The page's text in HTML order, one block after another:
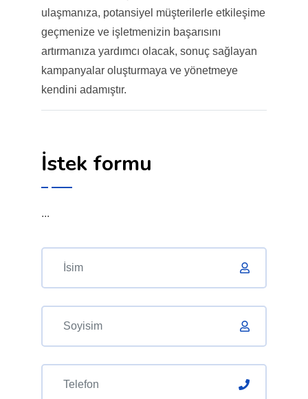
ulaşmanıza, potansiyel müşterilerle etkileşime
geçmenize ve işletmenizin başarısını
artırmanıza yardımcı olacak, sonuç sağlayan
kampanyalar oluşturmaya ve yönetmeye
kendini adamıştır.
İstek formu
...